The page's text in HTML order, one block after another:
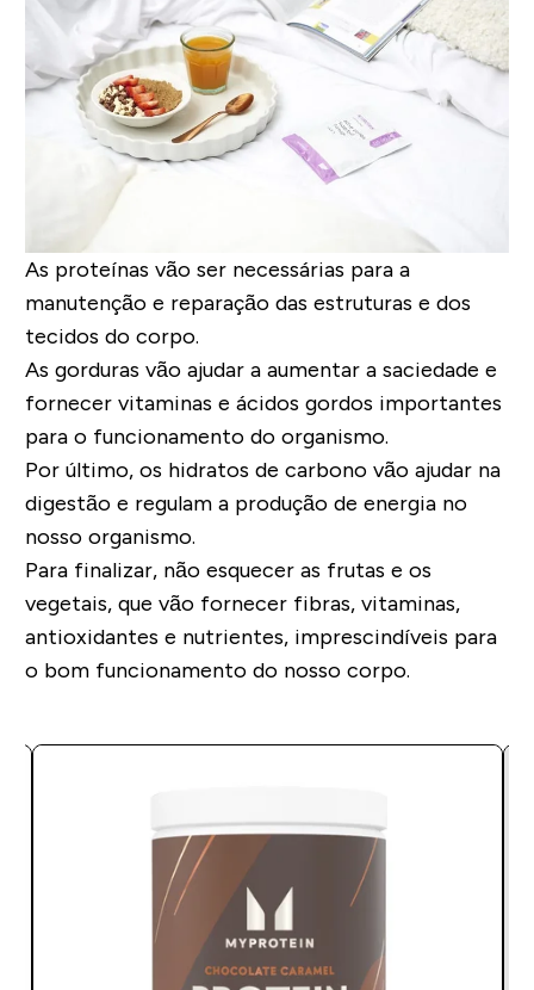
As proteínas vão ser necessárias para a
manutenção e reparação das estruturas e dos
tecidos do corpo.
As gorduras vão ajudar a aumentar a saciedade e
fornecer vitaminas e ácidos gordos importantes
para o funcionamento do organismo.
Por último, os hidratos de carbonovão ajudar na
digestão e regulam a produção de energiano
nosso organismo.
Para finalizar, não esquecer as frutas e os
vegetais, que vão fornecer fibras, vitaminas,
antioxidantes e nutrientes, imprescindíveis para
o bom funcionamento do nosso corpo.